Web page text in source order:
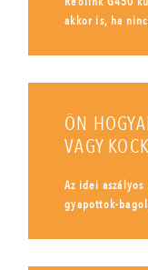
akkor is, ha
ÖN
VAGY
Az idei
gyapottok-